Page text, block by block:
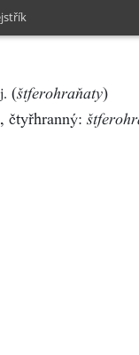
(štferohraňaty)
čtyřhranný: